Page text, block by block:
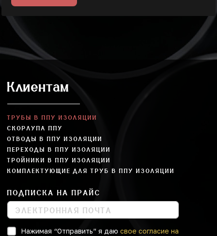
Клиентам
ТРУБЫ В ППУ ИЗОЛЯЦИИ
СКОРЛУПА ППУ
ОТВОДЫ В ППУ ИЗОЛЯЦИИ
ПЕРЕХОДЫ В ППУ ИЗОЛЯЦИИ
ТРОЙНИКИ В ППУ ИЗОЛЯЦИИ
КОМПЛЕКТУЮЩИЕ ДЛЯ ТРУБ В ППУ ИЗОЛЯЦИИ
ПОДПИСКА НА ПРАЙС
Нажимая “Отправить” я даю свое согласие на